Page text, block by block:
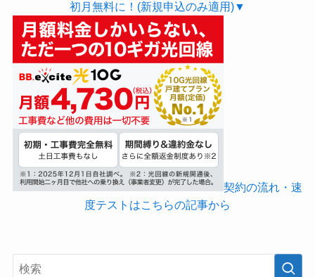
初月無料に！(新規申込のみ適用)▼
契約の流れ・速
度テストはこちらの記事から